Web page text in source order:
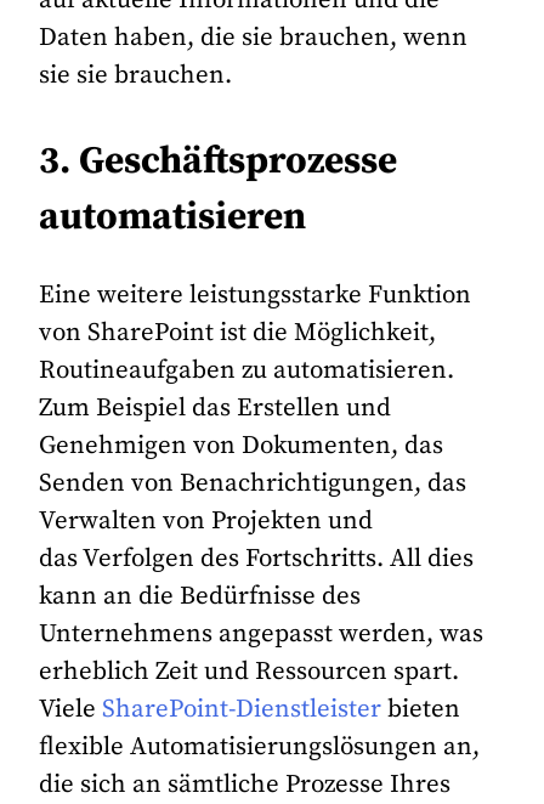
Daten haben, die sie brauchen, wenn
sie sie brauchen.
3. Geschäftsprozesse
automatisieren
Eine weitere leistungsstarke Funktion
von SharePoint ist die Möglichkeit,
Routineaufgaben zu automatisieren.
Zum Beispiel das Erstellen und
Genehmigen von Dokumenten, das
Senden von Benachrichtigungen, das
Verwalten von Projekten und
das Verfolgen des Fortschritts. All dies
kann an die Bedürfnisse des
Unternehmens angepasst werden, was
erheblich Zeit und Ressourcen spart.
VieleSharePoint-Dienstleisterbieten
flexible Automatisierungslösungen an,
die sich an sämtliche Prozesse Ihres